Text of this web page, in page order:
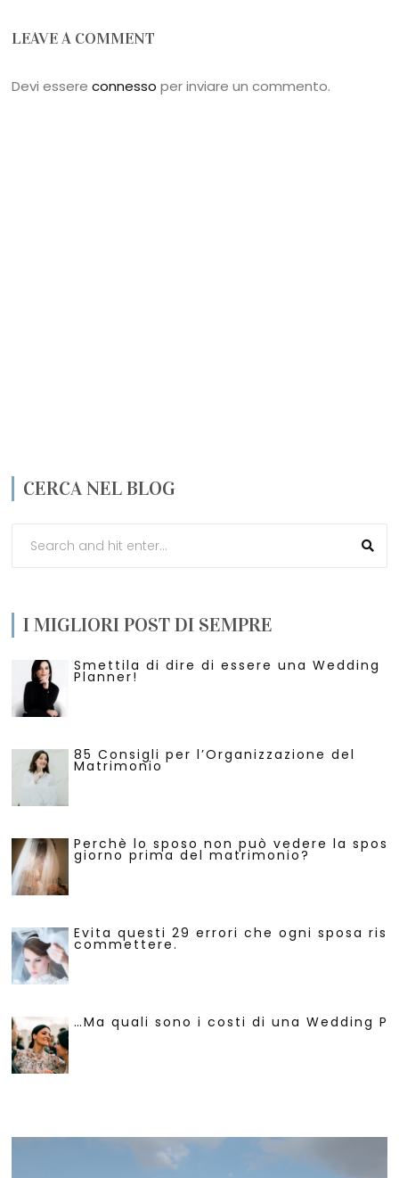
LEAVE A COMMENT
Devi essereconnesso per inviare un commento.
CERCA NEL BLOG
I MIGLIORI POST DI SEMPRE
Smettila di dire di essere una Wedding
Planner!
85 Consigli per l’Organizzazione del
Matrimonio
Perchè lo sposo non può vedere la
giorno prima del matrimonio?
Evita questi 29 errori che ogni sposa
commettere.
…Ma quali sono i costi di una Wedding